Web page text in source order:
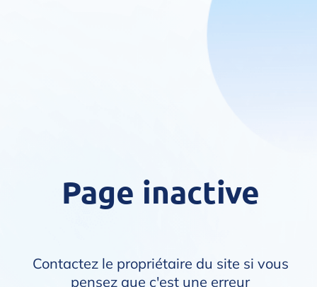
Page inactive
Contactez le propriétaire du site si vous
pensez que c'est une erreur